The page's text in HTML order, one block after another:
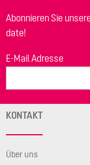
Abonnieren Sie
date!
E-Mail Adresse
KONTAKT
Über uns